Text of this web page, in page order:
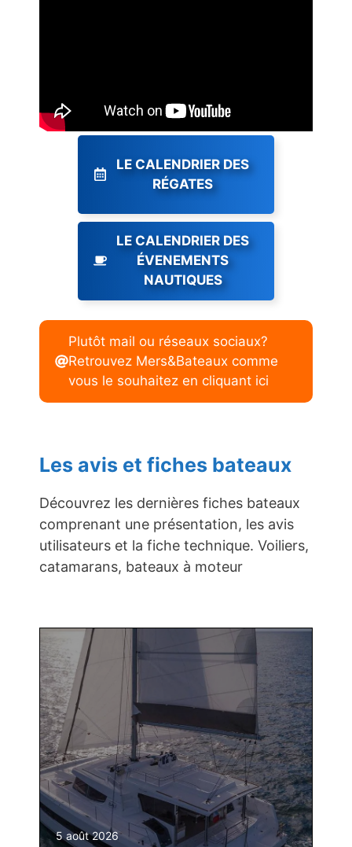
LE CALENDRIER DES
RÉGATES
LE CALENDRIER DES
ÉVENEMENTS
NAUTIQUES
Plutôt mail ou réseaux sociaux?
Retrouvez Mers&Bateaux comme
vous le souhaitez en cliquant ici
Les avis et fiches bateaux
Découvrez les dernières fiches bateaux
comprenant une présentation, les avis
utilisateurs et la fiche technique. Voiliers,
catamarans, bateaux à moteur
5 août 2026